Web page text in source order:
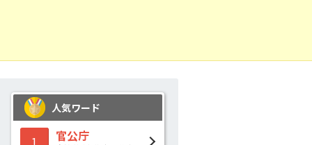
人気ワード
1 官公庁